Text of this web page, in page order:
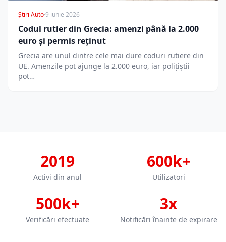
Știri Auto·9 iunie 2026
Codul rutier din Grecia: amenzi până la 2.000
euro și permis reținut
Grecia are unul dintre cele mai dure coduri rutiere din
UE. Amenzile pot ajunge la 2.000 euro, iar polițiștii
pot…
2019
Activi din anul
600k+
Utilizatori
500k+
Verificări efectuate
3x
Notificări înainte de expirare